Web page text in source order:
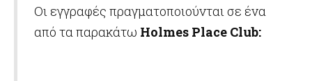
Οι εγγραφές πραγματοποιούνται σε ένα
από τα παρακάτω Holmes Place Club: